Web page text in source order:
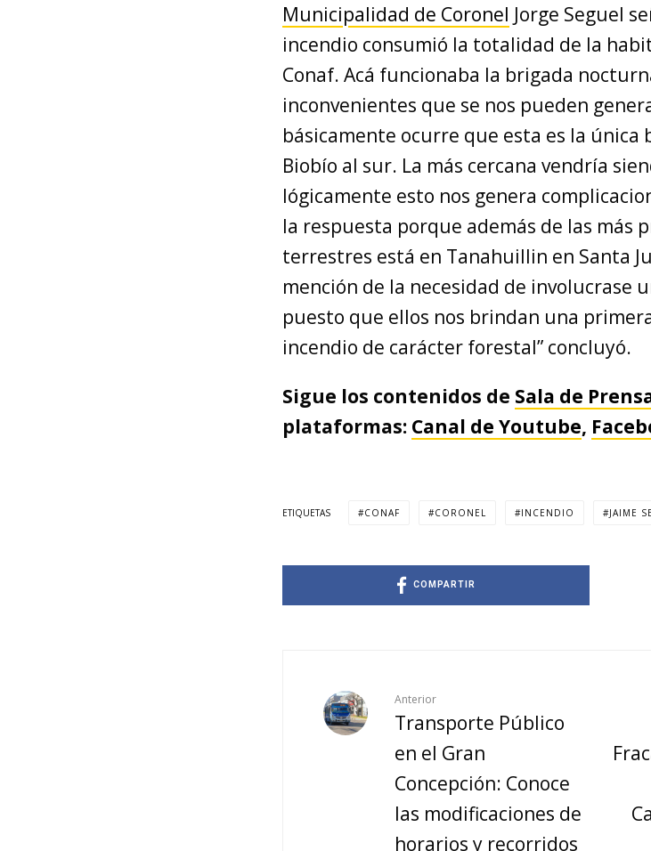
Municipalidad de Coronel Jorge Seguel
incendio consumió la totalidad de la
Conaf. Acá funcionaba la brigada
inconvenientes que se nos pueden
básicamente ocurre que esta es la única
Biobío al sur. La más cercana vendría
lógicamente esto nos genera
la respuesta porque además de las más
terrestres está en Tanahuillin en Santa
mención de la necesidad de involucrase
puesto que ellos nos brindan una
incendio de carácter forestal” concluyó.
Sigue los contenidos de Sala de
plataformas: Canal de Youtube,
ETIQUETAS CONAF CORONEL INCENDIO JAIME
COMPARTIR
Anterior
Transporte Público
en el Gran
Concepción: Conoce
las modificaciones de
horarios y recorridos